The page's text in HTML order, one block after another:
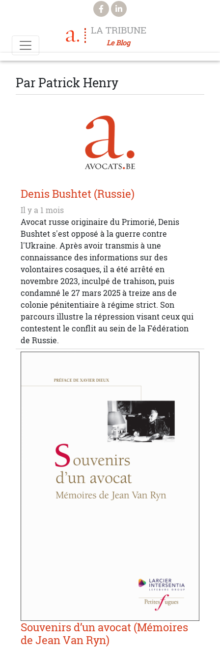
Aller au contenu principal
LA TRIBUNE
Le Blog
Par Patrick Henry
Denis Bushtet (Russie)
Il y a 1 mois
Avocat russe originaire du Primorié, Denis
Bushtet s'est opposé à la guerre contre
l'Ukraine. Après avoir transmis à une
connaissance des informations sur des
volontaires cosaques, il a été arrêté en
novembre 2023, inculpé de trahison, puis
condamné le 27 mars 2025 à treize ans de
colonie pénitentiaire à régime strict. Son
parcours illustre la répression visant ceux qui
contestent le conflit au sein de la Fédération
de Russie.
Souvenirs d’un avocat (Mémoires
de Jean Van Ryn)